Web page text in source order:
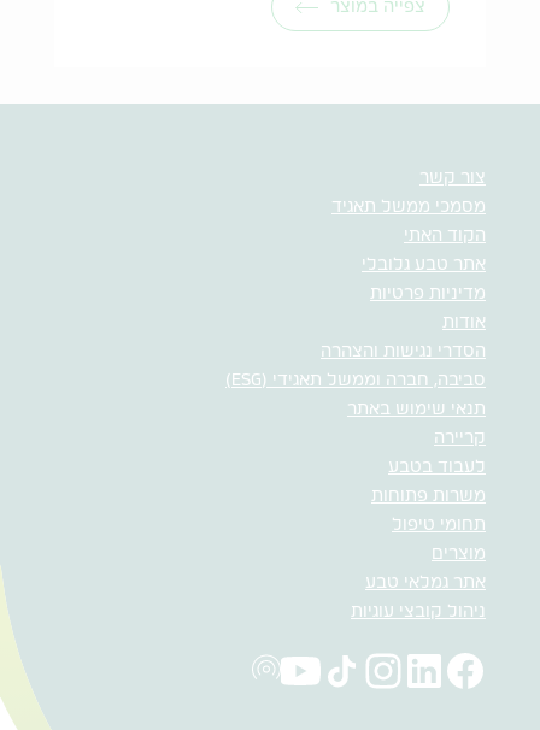
צפייה במוצר
צור קשר
מסמכי ממשל תאגיד
הקוד האתי
אתר טבע גלובלי
מדיניות פרטיות
אודות
הסדרי נגישות והצהרה
סביבה, חברה וממשל תאגידי (ESG)
תנאי שימוש באתר
קריירה
לעבוד בטבע
משרות פתוחות
תחומי טיפול
מוצרים
אתר גמלאי טבע
ניהול קובצי עוגיות